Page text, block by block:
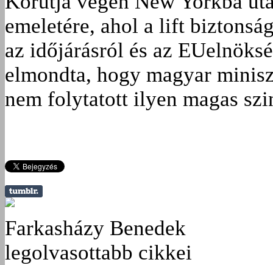
emeletére, ahol a lift
az időjárásról és az
elmondta, hogy magyar
nem folytatott ilyen magas
Farkasházy Benedek
legolvasottabb cikkei